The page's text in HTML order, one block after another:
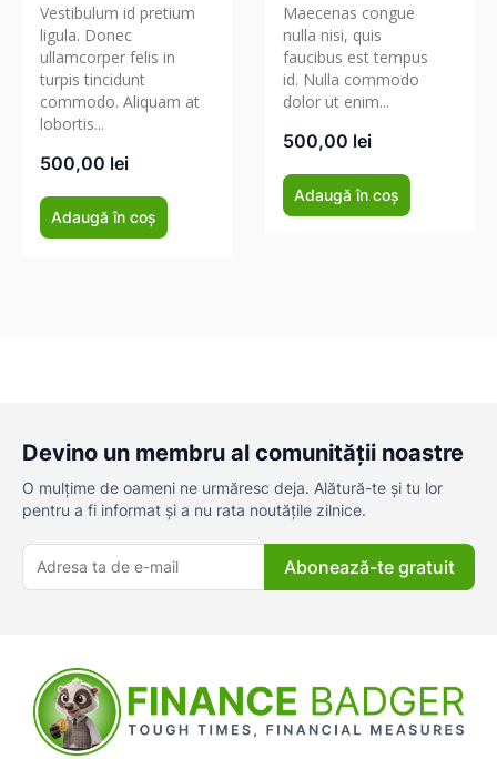
Vestibulum id pretium
ligula. Donec
ullamcorper felis in
turpis tincidunt
commodo. Aliquam at
lobortis...
500,00 lei
Adaugă în coș
Maecenas congue
nulla nisi, quis
faucibus est tempus
id. Nulla commodo
dolor ut enim...
500,00 lei
Adaugă în coș
Devino un membru al comunității noastre
O mulțime de oameni ne urmăresc deja. Alătură-te și tu lor
pentru a fi informat și a nu rata noutățile zilnice.
Abonează-te gratuit